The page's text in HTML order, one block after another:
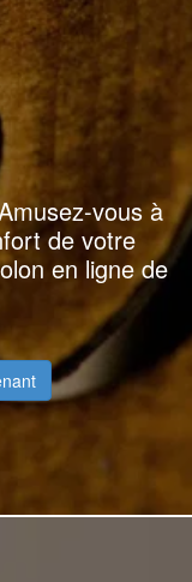
vous à
de votre
en ligne de